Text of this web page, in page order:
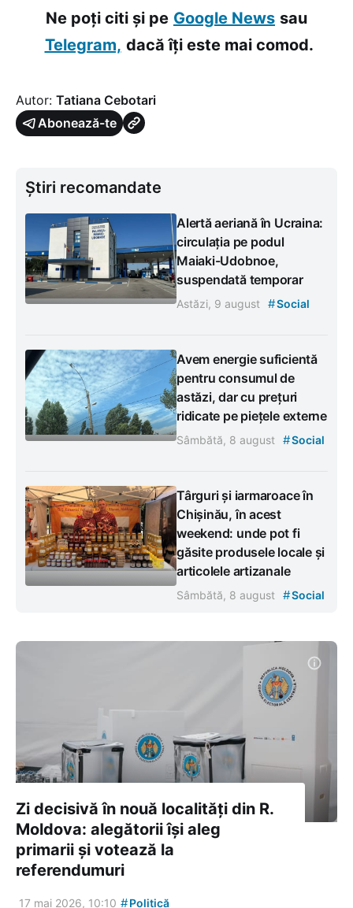
Ne poți citi și pe Google News sau
Telegram, dacă îți este mai comod.
Autor: Tatiana Cebotari
Abonează-te
Știri recomandate
Alertă aeriană în Ucraina:
circulația pe podul
Maiaki-Udobnoe,
suspendată temporar
Astăzi, 9 august #Social
Avem energie suficientă
pentru consumul de
astăzi, dar cu prețuri
ridicate pe piețele externe
Sâmbătă, 8 august #Social
Târguri și iarmaroace în
Chișinău, în acest
weekend: unde pot fi
găsite produsele locale și
articolele artizanale
Sâmbătă, 8 august #Social
Zi decisivă în nouă localități din R.
Moldova: alegătorii își aleg
primarii și votează la
referendumuri
17 mai 2026, 10:10 #Politică